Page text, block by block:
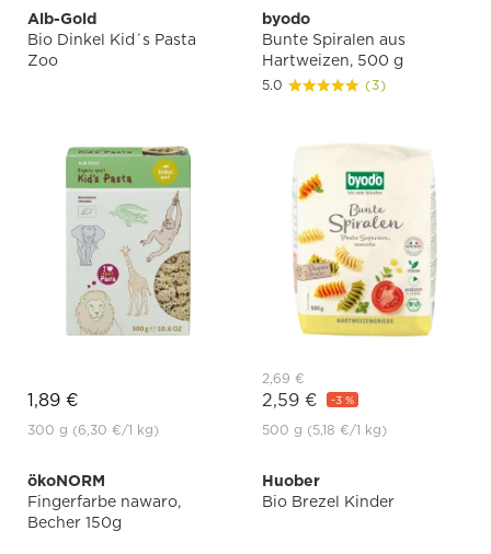
Alb-Gold
Bio Dinkel Kid´s Pasta
Zoo
1,89 €
300 g (6,30 €/1 kg)
byodo
Bunte Spiralen aus
Hartweizen, 500 g
5.0 (3)
2,69 €
2,59 € -3 %
500 g (5,18 €/1 kg)
ökoNORM
Fingerfarbe nawaro,
Becher 150g
Huober
Bio Brezel Kinder